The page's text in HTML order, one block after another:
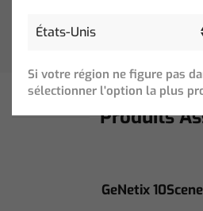
Produits
GeNetix
Si votre région ne figure pas
sélectionner l'option la plus